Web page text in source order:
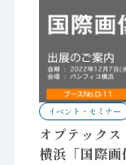
イベント・セミナー
オプテック
横浜「国際